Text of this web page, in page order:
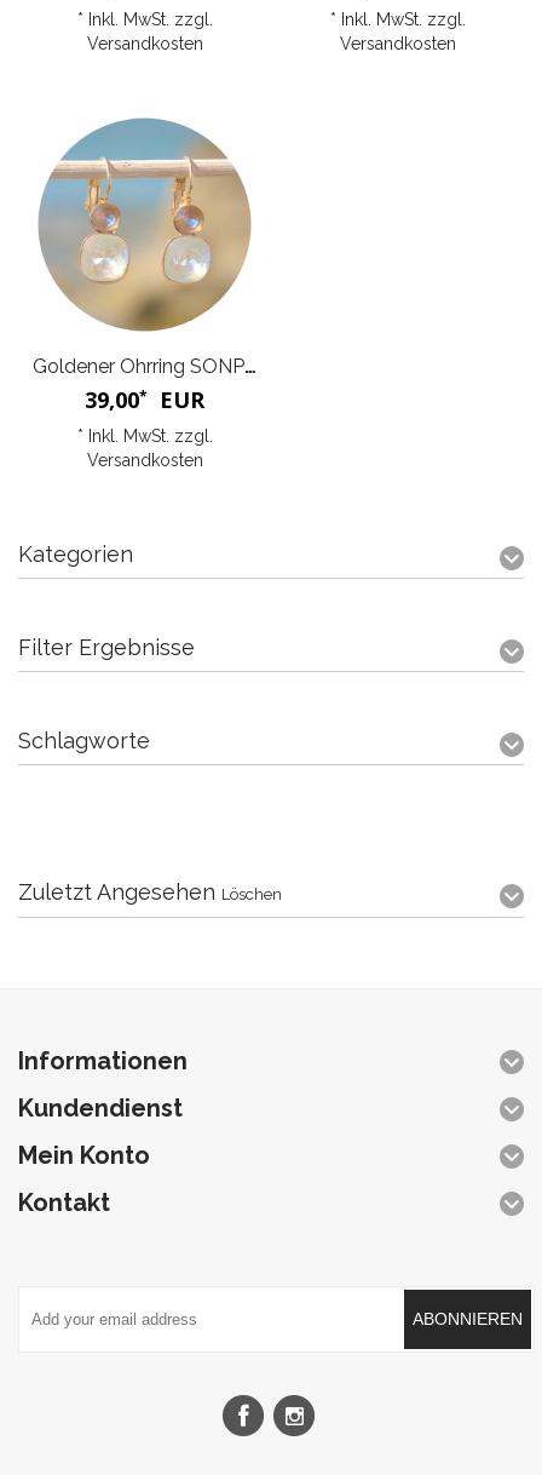
* Inkl. MwSt. zzgl.
Versandkosten
* Inkl. MwSt. zzgl.
Versandkosten
Goldener Ohrring SONPETITE
39,00* EUR
* Inkl. MwSt. zzgl.
Versandkosten
Kategorien
Filter Ergebnisse
Schlagworte
Zuletzt Angesehen Löschen
Informationen
Kundendienst
Mein Konto
Kontakt
ABONNIEREN